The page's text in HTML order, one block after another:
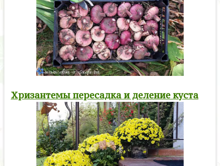
Хризантемы пересадка и деление куста